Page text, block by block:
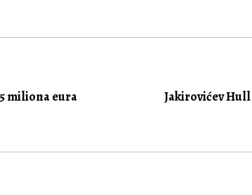
miliona eura
Jakirovićev